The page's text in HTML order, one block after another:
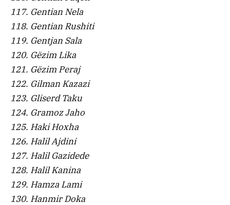
117. Gentian Nela
118. Gentian Rushiti
119. Gentjan Sala
120. Gëzim Lika
121. Gëzim Peraj
122. Gilman Kazazi
123. Gliserd Taku
124. Gramoz Jaho
125. Haki Hoxha
126. Halil Ajdini
127. Halil Gazidede
128. Halil Kanina
129. Hamza Lami
130. Hanmir Doka